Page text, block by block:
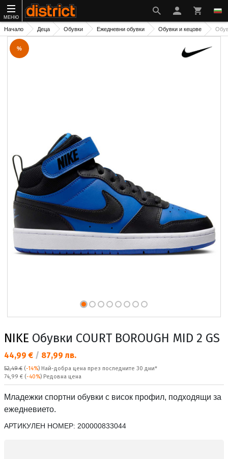
МЕНЮ
Начало Деца Обувки Ежедневни обувки Обувки и кецове
%
NIKE Обувки COURT BOROUGH MID 2 GS
Текуща цена:
44,99 € / 87,99 лв.
52,49 € (-14%) Най-добра цена през последните 30 дни*
Редовна цена:
74,99 € (-40%) Редовна цена
Младежки спортни обувки с висок профил, подходящи за
ежедневието.
АРТИКУЛЕН НОМЕР: 200000833044